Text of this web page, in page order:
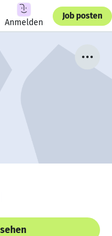
Anmelden
Job posten